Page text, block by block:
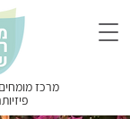
מרכז